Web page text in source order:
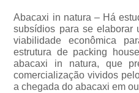
Abacaxi in natura – Há
subsídios para se elaborar
viabilidade econômica
estrutura de packing
abacaxi in natura, que
comercialização vividos
a chegada do abacaxi em